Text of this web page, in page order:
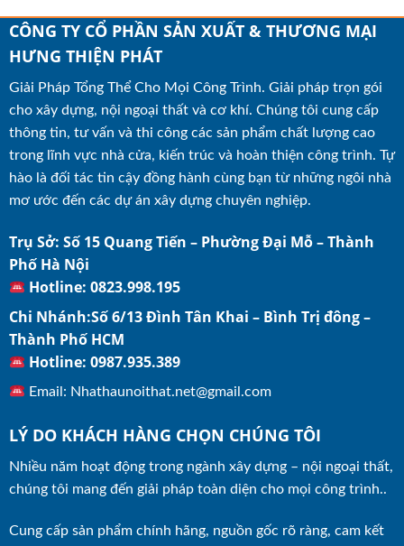
CÔNG TY CỔ PHẦN SẢN XUẤT & THƯƠNG MẠI
HƯNG THIỆN PHÁT
Giải Pháp Tổng Thể Cho Mọi Công Trình. Giải pháp trọn gói
cho xây dựng, nội ngoại thất và cơ khí. Chúng tôi cung cấp
thông tin, tư vấn và thi công các sản phẩm chất lượng cao
trong lĩnh vực nhà cửa, kiến trúc và hoàn thiện công trình. Tự
hào là đối tác tin cậy đồng hành cùng bạn từ những ngôi nhà
mơ ước đến các dự án xây dựng chuyên nghiệp.
Trụ Sở: Số 15 Quang Tiến – Phường Đại Mỗ – Thành
Phố Hà Nội
Hotline: 0823.998.195
Chi Nhánh:Số 6/13 Đình Tân Khai – Bình Trị đông –
Thành Phố HCM
Hotline: 0987.935.389
Email: Nhathaunoithat.net@gmail.com
LÝ DO KHÁCH HÀNG CHỌN CHÚNG TÔI
Nhiều năm hoạt động trong ngành xây dựng – nội ngoại thất,
chúng tôi mang đến giải pháp toàn diện cho mọi công trình..
Cung cấp sản phẩm chính hãng, nguồn gốc rõ ràng, cam kết